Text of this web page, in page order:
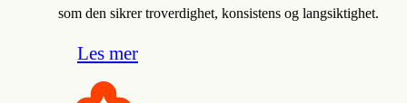
som den sikrer troverdighet, konsistens og langsiktighet.
Les mer